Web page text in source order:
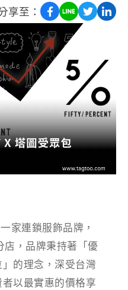
享至：
家連鎖服飾品牌，
，品牌秉持著「優
的理念，深受台灣
以最實惠的價格享